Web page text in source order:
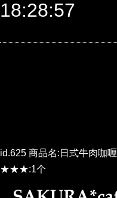
18:28:57
id.625 商品名:日式牛肉咖喱
★★★:1个